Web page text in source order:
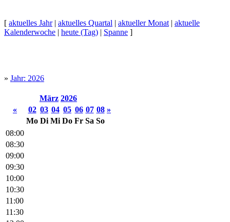
[ aktuelles Jahr| aktuelles Quartal | aktueller Monat | aktuelle
Kalenderwoche | heute (Tag) | Spanne ]
» Jahr: 2026
März 2026
«
02 03 04 05 06 07 08 »
Mo Di Mi Do Fr Sa So
08:00
08:30
09:00
09:30
10:00
10:30
11:00
11:30